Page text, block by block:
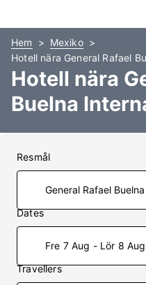
Hem
Mexiko
Hotell nära General Rafael
Hotell nära
Buelna
Resmål
Dates
Fre 7 Aug - Lör 8 Aug
Travellers